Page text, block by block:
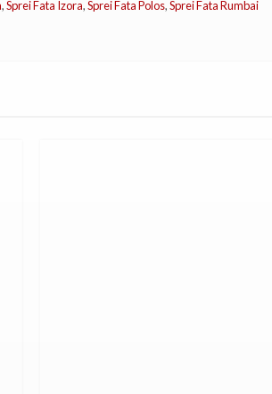
,Sprei Fata Izora,Sprei Fata Polos,Sprei Fata Rumbai